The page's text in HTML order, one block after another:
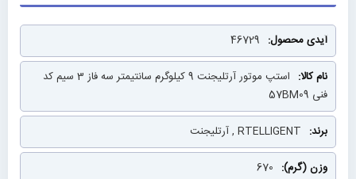
مشخصات
فنی
46729
استپ موتور آرتلیجنت 9 کیلوگرم سانتیمتر سه فاز 3 سیم کد
فنی 57BM09
RTELLIGENT , آرتلیجنت
670